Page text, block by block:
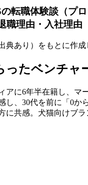
転職体験談（プ
職理由・入社理由
典あり）をもとに作成
ったベンチャ
アに6年半在籍し、マ
し、30代を前に「0
に共感。犬猫向けブ